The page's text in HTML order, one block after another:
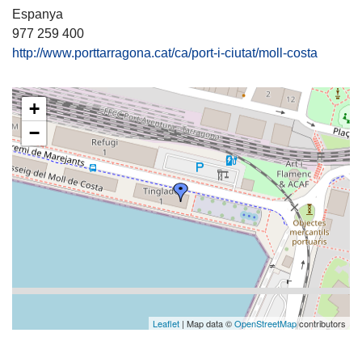
Espanya
977 259 400
http://www.porttarragona.cat/ca/port-i-ciutat/moll-costa
+
−
Leaflet | Map data ©OpenStreetMapcontributors